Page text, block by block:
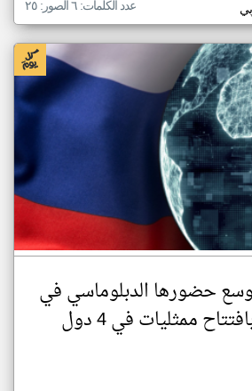
عدد الكلمات: ٦ الصور: ٢٥
حضورها الدبلوماسي في
إفريقيا بافتتاح ممثليات في 4 دول